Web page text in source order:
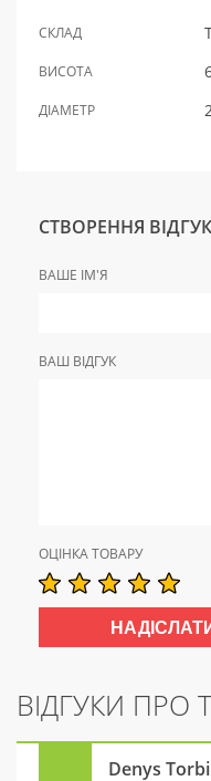
СКЛАД
ВИСОТА
ДІАМЕТР
СТВОРЕННЯ
ВАШЕ ІМ'Я
ВАШ ВІДГУК
ОЦІНКА ТОВАРУ
ВІДГУКИ ПРО
Denys